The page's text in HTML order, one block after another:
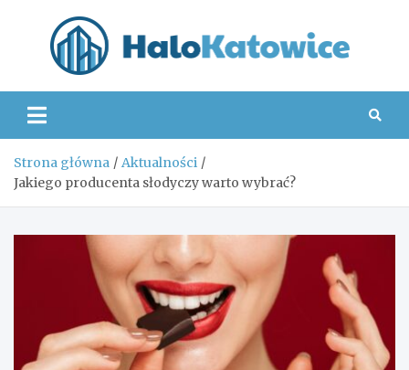
Strona główna
Aktualności
Jakiego producenta słodyczy warto wybrać?